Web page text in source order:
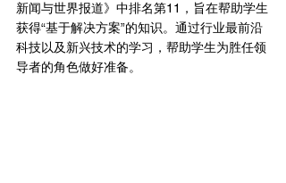
新闻与世界报道》中排名第11，旨在帮助学生
获得“基于解决方案”的知识。通过行业最前沿
科技以及新兴技术的学习，帮助学生为胜任领
导者的角色做好准备。